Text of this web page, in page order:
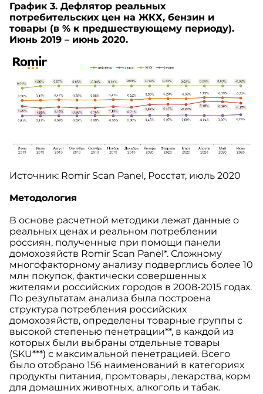
График 3. Дефлятор реальных
потребительских цен на ЖКХ, бензин и
товары (в % к предшествующему периоду).
Июнь 2019 – июнь 2020.
Источник: Romir Scan Panel, Росстат, июль 2020
Методология
В основе расчетной методики лежат данные о
реальных ценах и реальном потреблении
россиян, полученные при помощи панели
домохозяйств Romir Scan Panel*. Сложному
многофакторному анализу подверглись более 10
млн покупок, фактически совершенных
жителями российских городов в 2008-2015 годах.
По результатам анализа была построена
структура потребления российских
домохозяйств, определены товарные группы с
высокой степенью пенетрации**, в каждой из
которых были выбраны отдельные товары
(SKU***) с максимальной пенетрацией. Всего
было отобрано 156 наименований в категориях
продукты питания, промтовары, лекарства, корм
для домашних животных, алкоголь и табак.